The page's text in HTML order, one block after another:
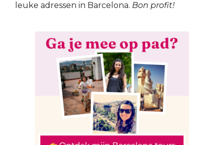
leuke adressen in Barcelona. Bon profit!